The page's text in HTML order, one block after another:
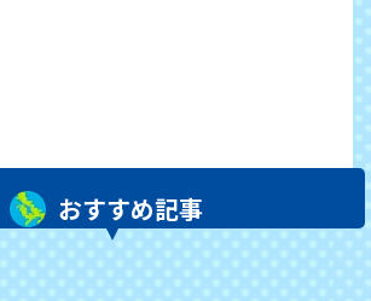
おすすめ記事